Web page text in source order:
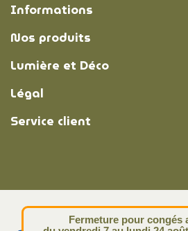
Informations
Nos produits
Lumière et Déco
Légal
Service client
© Lumière et Déco |
Fermeture pour congés